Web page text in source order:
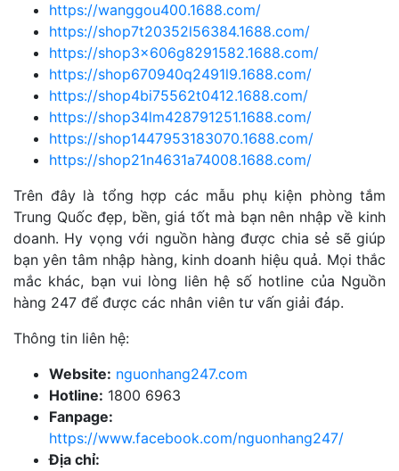
https://wanggou400.1688.com/
https://shop7t20352l56384.1688.com/
https://shop3x606g8291582.1688.com/
https://shop670940q2491l9.1688.com/
https://shop4bi75562t0412.1688.com/
https://shop34lm428791251.1688.com/
https://shop1447953183070.1688.com/
https://shop21n4631a74008.1688.com/
Trên đây là tổng hợp các mẫu phụ kiện phòng tắm
Trung Quốc đẹp, bền, giá tốt mà bạn nên nhập về kinh
doanh. Hy vọng với nguồn hàng được chia sẻ sẽ giúp
bạn yên tâm nhập hàng, kinh doanh hiệu quả. Mọi thắc
mắc khác, bạn vui lòng liên hệ số hotline của Nguồn
hàng 247 để được các nhân viên tư vấn giải đáp.
Thông tin liên hệ:
Website: nguonhang247.com
Hotline: 1800 6963
Fanpage:
https://www.facebook.com/nguonhang247/
Địa chỉ: